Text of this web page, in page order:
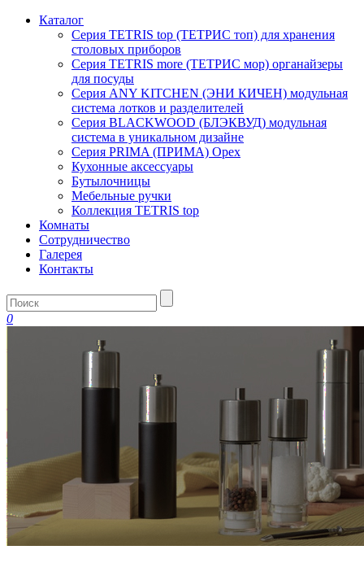
Каталог
Серия TETRIS top (ТЕТРИС топ) для хранения
столовых приборов
Серия TETRIS more (ТЕТРИС мор) органайзеры
для посуды
Серия ANY KITCHEN (ЭНИ КИЧЕН) модульная
система лотков и разделителей
Серия BLACKWOOD (БЛЭКВУД) модульная
система в уникальном дизайне
Серия PRIMA (ПРИМА) Орех
Кухонные аксессуары
Бутылочницы
Мебельные ручки
Коллекция TETRIS top
Комнаты
Сотрудничество
Галерея
Контакты
0